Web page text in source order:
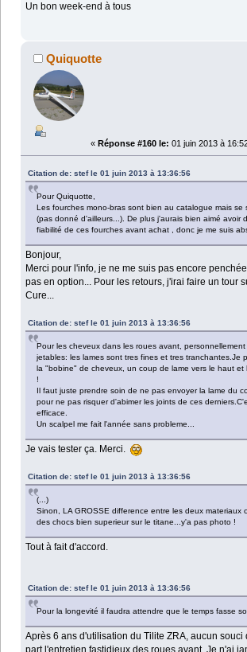
Un bon week-end à tous
Quiquotte
« Réponse #160 le: 01 juin 2013 à
Citation de: stef le 01 juin 2013 à 13:36:56
Pour Quiquotte,
Les fourches mono-bras sont bien au catalogue mais
(pas donné d'ailleurs...). De plus j'aurais bien aimé avoir
fiabilité de ces fourches avant achat , donc je me suis
Bonjour,
Merci pour l'info, je ne me suis pas encore
pas en option... Pour les retours, j'irai faire un tour
Cure...
Citation de: stef le 01 juin 2013 à 13:36:56
Pour les cheveux dans les roues avant,
jetables: les lames sont tres fines et tres tranchantes.Je
la "bobine" de cheveux, un coup de lame vers le haut et
!
Il faut juste prendre soin de ne pas envoyer la lame du
pour ne pas risquer d'abimer les joints de ces
efficace.
Un scalpel me fait l'année sans probleme...
Je vais tester ça. Merci.
Citation de: stef le 01 juin 2013 à 13:36:56
(...)
Sinon, LA GROSSE difference entre les deux materiaux
des chocs bien superieur sur le titane...y'a pas photo !
Tout à fait d'accord.
Citation de: stef le 01 juin 2013 à 13:36:56
Pour la longevité il faudra attendre que le temps fasse
Après 6 ans d'utilisation du Tilite ZRA, aucun souci
part l'entretien fastidieux des roues avant. Je n'ai